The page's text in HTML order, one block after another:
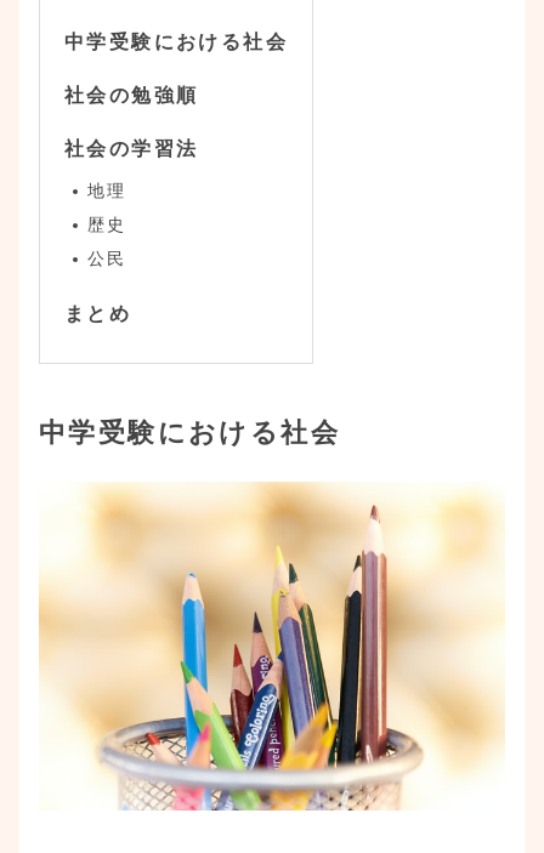
中学受験における社会
社会の勉強順
社会の学習法
地理
歴史
公民
まとめ
中学受験における社会